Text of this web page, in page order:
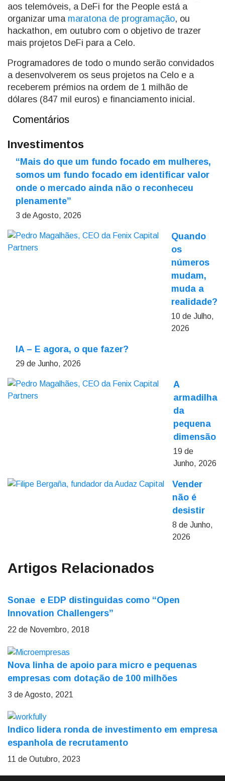
aos telemóveis, a DeFi for the People está a
organizar uma maratona de programação, ou
hackathon, em outubro com o objetivo de trazer
mais projetos DeFi para a Celo.
Programadores de todo o mundo serão convidados
a desenvolverem os seus projetos na Celo e a
receberem prémios na ordem de 1 milhão de
dólares (847 mil euros) e financiamento inicial.
Comentários
Investimentos
“Mais do que um fundo focado em mulheres,
somos um fundo focado em identificar valor
onde o mercado ainda não o reconheceu
plenamente”
3 de Agosto, 2026
Quando
os
números
mudam,
muda a
realidade?
10 de Julho,
2026
IA – E agora, o que fazer?
29 de Junho, 2026
A
armadilha
da
pequena
dimensão
19 de
Junho, 2026
Vender
não é
desistir
8 de Junho,
2026
Artigos Relacionados
Sonae e EDP distinguidas como “Open
Innovation Challengers”
22 de Novembro, 2018
Nova linha de apoio para micro e pequenas
empresas com dotação de 100 milhões
3 de Agosto, 2021
Indico lidera ronda de investimento em empresa
espanhola de recrutamento
11 de Outubro, 2023